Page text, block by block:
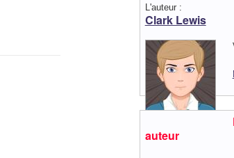
L'auteur :
Clark Lewis
auteur